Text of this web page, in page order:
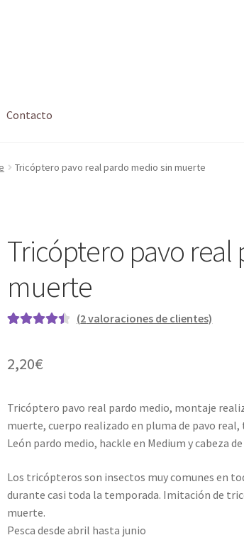
Contacto
contacto Mi cuenta Realizar pedido
Tricóptero pavo real pardo medio sin muerte
Tricóptero pavo real
muerte
5 en base a
de clientes
(2valoraciones de clientes)
2,20€
Tricóptero pavo real pardo medio, montaje
muerte, cuerpo realizado en pluma de pavo
León pardo medio, hackle en Medium y cabeza
Los tricópteros son insectos muy comunes en
durante casi toda la temporada. Imitación de
muerte.
Pesca desde abril hasta junio